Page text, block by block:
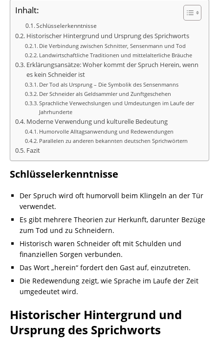
Inhalt:
Schlüsselerkenntnisse
Historischer Hintergrund und Ursprung des Sprichworts
Die Verbindung zwischen Schnitter, Sensenmann und Tod
Landwirtschaftliche Traditionen und mittelalterliche Bräuche
Erklärungsansätze: Woher kommt der Spruch Herein, wenn
es kein Schneider ist
Der Tod als Ursprung – Die Symbolik des Sensenmanns
Der Schneider als Geldsammler und Zunftgeschehen
Sprachliche Verwechslungen und Umdeutungen im Laufe der
Jahrhunderte
Moderne Verwendung und kulturelle Bedeutung
Humorvolle Alltagsanwendung und Redewendungen
Parallelen zu anderen bekannten deutschen Sprichwörtern
Fazit
Schlüsselerkenntnisse
Der Spruch wird oft humorvoll beim Klingeln an der Tür
verwendet.
Es gibt mehrere Theorien zur Herkunft, darunter Bezüge
zum Tod und zu Schneidern.
Historisch waren Schneider oft mit Schulden und
finanziellen Sorgen verbunden.
Das Wort „herein“ fordert den Gast auf, einzutreten.
Die Redewendung zeigt, wie Sprache im Laufe der Zeit
umgedeutet wird.
Historischer Hintergrund und
Ursprung des Sprichworts